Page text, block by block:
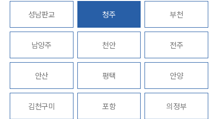
의료·바이오·헬스케어그룹 업무
전체
구성원 소개
의료전문변호사
소식/자료
성남판교 청주 부천
남양주 천안 전주
안산 평택 안양
김천구미 포항 의정부